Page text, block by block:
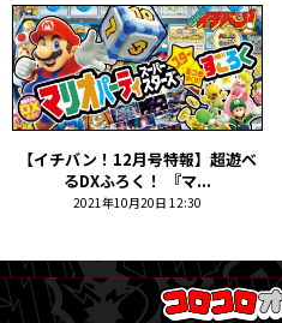
【イチバン！12月号特報】超遊べ
るDXふろく！ 『マ...
2021年10月20日 12:30